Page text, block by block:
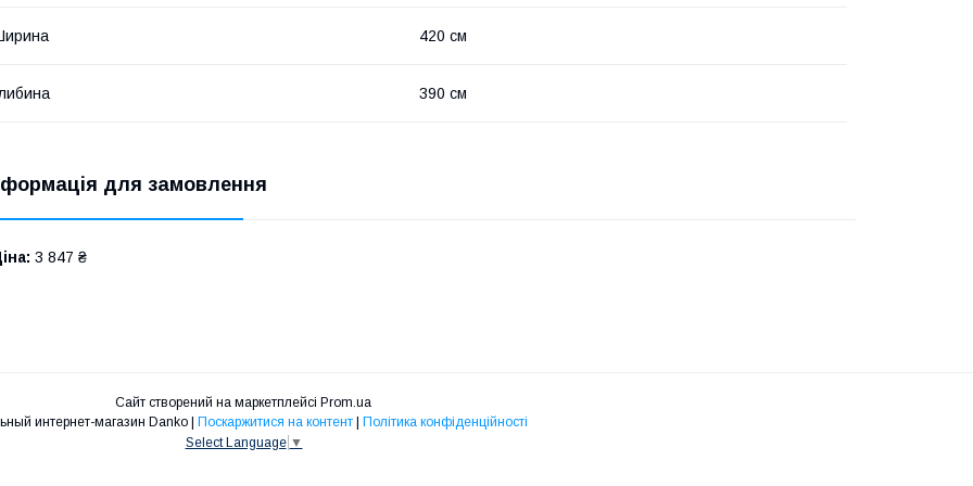
420 см
390 см
для замовлення
3 847 ₴
Сайт створений на маркетплейсі Prom.ua
Поскаржитися на контент
Політика конфіденційності
Select Language ▼